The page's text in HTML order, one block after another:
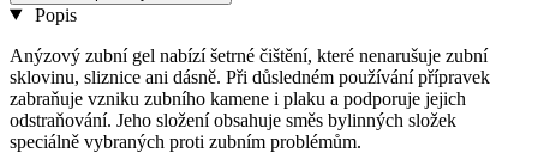
Popis
Anýzový zubní gel nabízí šetrné čištění, které nenarušuje zubní
sklovinu, sliznice ani dásně. Při důsledném používání přípravek
zabraňuje vzniku zubního kamene i plaku a podporuje jejich
odstraňování. Jeho složení obsahuje směs bylinných složek
speciálně vybraných proti zubním problémům.